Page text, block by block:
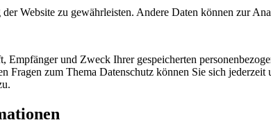
Website zu gewährleisten. Andere Daten können zur
und Zweck Ihrer gespeicherten
zum Thema Datenschutz können Sie sich